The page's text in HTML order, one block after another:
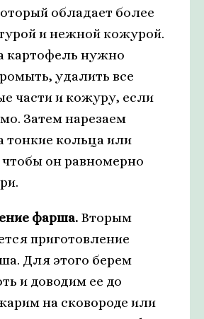
обладает более
и нежной кожурой.
картофель нужно
удалить все
части и кожуру, если
Затем нарезаем
тонкие кольца или
он равномерно
фарша. Вторым
приготовление
Для этого берем
и доводим ее до
на сковороде или